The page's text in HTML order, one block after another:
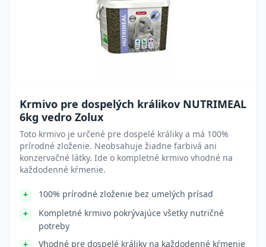
Krmivo pre dospelých králikov NUTRIMEAL
6kg vedro Zolux
Toto krmivo je určené pre dospelé králiky a má 100%
prírodné zloženie. Neobsahuje žiadne farbivá ani
konzervačné látky. Ide o kompletné krmivo vhodné na
každodenné kŕmenie.
100% prírodné zloženie bez umelých prísad
Kompletné krmivo pokrývajúce všetky nutričné
potreby
Vhodné pre dospelé králiky na každodenné kŕmenie